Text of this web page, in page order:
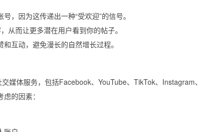
，因为这传递出一种“受欢迎”的信号。
从而让更多潜在用户看到你的帖子。
互动，避免漫长的自然增长过程。
媒体服务，包括Facebook、YouTube、TikTok、Instagram
的因素：